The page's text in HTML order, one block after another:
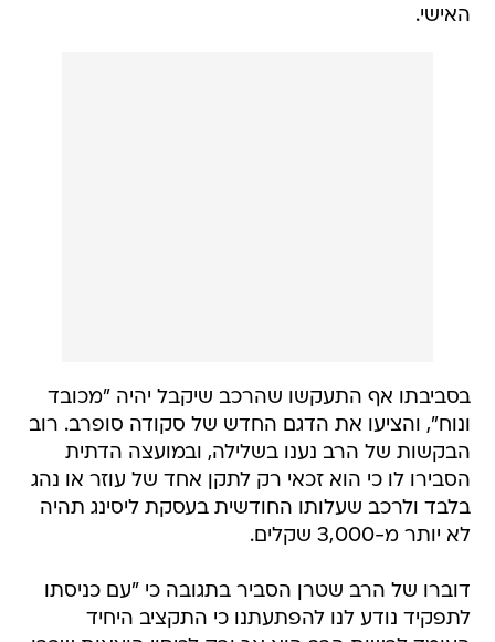
האישי.
בסביבתו אף התעקשו שהרכב שיקבל יהיה "מכובד
ונוח", והציעו את הדגם החדש של סקודה סופרב. רוב
הבקשות של הרב נענו בשלילה, ובמועצה הדתית
הסבירו לו כי הוא זכאי רק לתקן אחד של עוזר או נהג
בלבד ולרכב שעלותו החודשית בעסקת ליסינג תהיה
לא יותר מ-3,000 שקלים.
דוברו של הרב שטרן הסביר בתגובה כי "עם כניסתו
לתפקיד נודע לנו להפתעתנו כי התקציב היחיד